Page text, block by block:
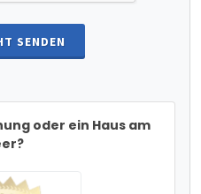
SENDEN
oder ein Haus am